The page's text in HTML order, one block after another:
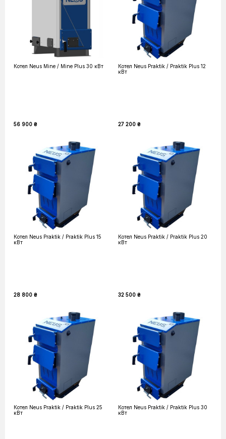
Котел Neus Mine / Mine Plus 30 кВт
56 900 ₴
Котел Neus Praktik / Praktik Plus 12
кВт
27 200 ₴
Котел Neus Praktik / Praktik Plus 15
кВт
28 800 ₴
Котел Neus Praktik / Praktik Plus 20
кВт
32 500 ₴
Котел Neus Praktik / Praktik Plus 25
кВт
Котел Neus Praktik / Praktik Plus 30
кВт